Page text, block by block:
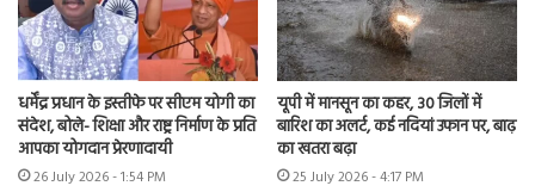
धर्मेंद्र प्रधान के इस्तीफे पर सीएम योगी का
संदेश, बोले- शिक्षा और राष्ट्र निर्माण के प्रति
आपका योगदान प्रेरणादायी
26 July 2026 - 1:54 PM
यूपी में मानसून का कहर, 30 जिलों में
बारिश का अलर्ट, कई नदियां उफान पर, बाढ़
का खतरा बढ़ा
25 July 2026 - 4:17 PM